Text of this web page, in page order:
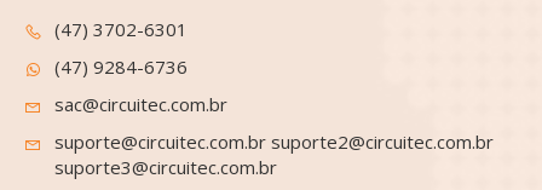
(47) 3702-6301
(47) 9284-6736
sac@circuitec.com.br
suporte@circuitec.com.br suporte2@circuitec.com.br
suporte3@circuitec.com.br